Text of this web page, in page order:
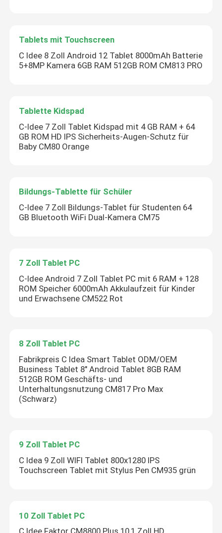
Tablets mit Touchscreen
C Idee 8 Zoll Android 12 Tablet 8000mAh Batterie
5+8MP Kamera 6GB RAM 512GB ROM CM813 PRO
Tablette Kidspad
C-Idee 7 Zoll Tablet Kidspad mit 4 GB RAM + 64
GB ROM HD IPS Sicherheits-Augen-Schutz für
Baby CM80 Orange
Bildungs-Tablette für Schüler
C-Idee 7 Zoll Bildungs-Tablet für Studenten 64
GB Bluetooth WiFi Dual-Kamera CM75
7 Zoll Tablet PC
C-Idee Android 7 Zoll Tablet PC mit 6 RAM + 128
ROM Speicher 6000mAh Akkulaufzeit für Kinder
und Erwachsene CM522 Rot
8 Zoll Tablet PC
Fabrikpreis C Idea Smart Tablet ODM/OEM
Business Tablet 8" Android Tablet 8GB RAM
512GB ROM Geschäfts- und
Unterhaltungsnutzung CM817 Pro Max
(Schwarz)
9 Zoll Tablet PC
C Idea 9 Zoll WIFI Tablet 800x1280 IPS
Touchscreen Tablet mit Stylus Pen CM935 grün
10 Zoll Tablet PC